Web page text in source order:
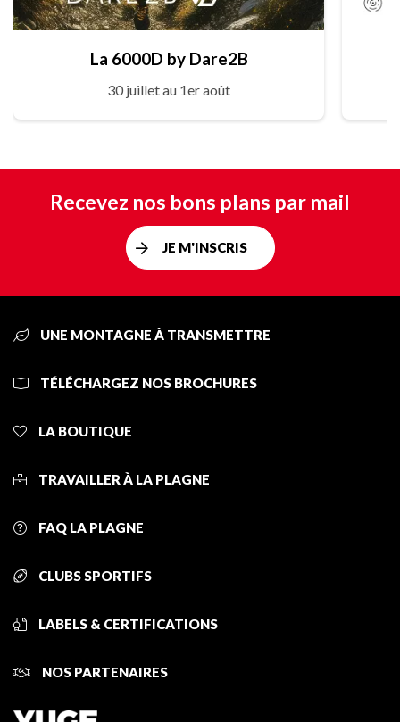
La 6000D by Dare2B
30 juillet au 1er août
Recevez nos bons plans par mail
JE M'INSCRIS
UNE MONTAGNE À TRANSMETTRE
TÉLÉCHARGEZ NOS BROCHURES
LA BOUTIQUE
TRAVAILLER À LA PLAGNE
FAQ LA PLAGNE
CLUBS SPORTIFS
LABELS & CERTIFICATIONS
NOS PARTENAIRES